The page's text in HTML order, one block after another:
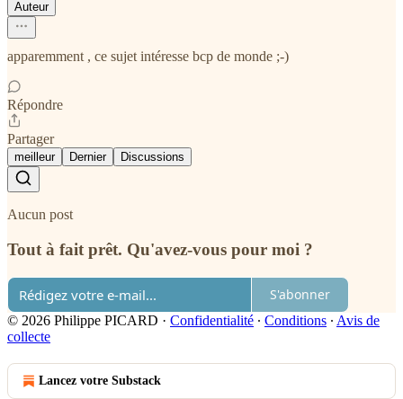
Auteur
apparemment , ce sujet intéresse bcp de monde ;-)
Répondre
Partager
meilleur Dernier Discussions
Aucun post
Tout à fait prêt. Qu'avez-vous pour moi ?
S'abonner
© 2026 Philippe PICARD · Confidentialité ∙ Conditions ∙ Avis de
collecte
Lancez votre Substack